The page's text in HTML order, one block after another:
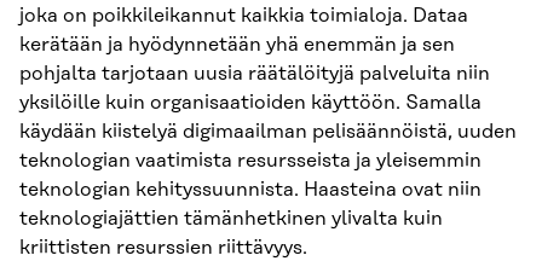
joka on poikkileikannut kaikkia toimialoja. Dataa
kerätään ja hyödynnetään yhä enemmän ja sen
pohjalta tarjotaan uusia räätälöityjä palveluita niin
yksilöille kuin organisaatioiden käyttöön. Samalla
käydään kiistelyä digimaailman pelisäännöistä, uuden
teknologian vaatimista resursseista ja yleisemmin
teknologian kehityssuunnista. Haasteina ovat niin
teknologiajättien tämänhetkinen ylivalta kuin
kriittisten resurssien riittävyys.